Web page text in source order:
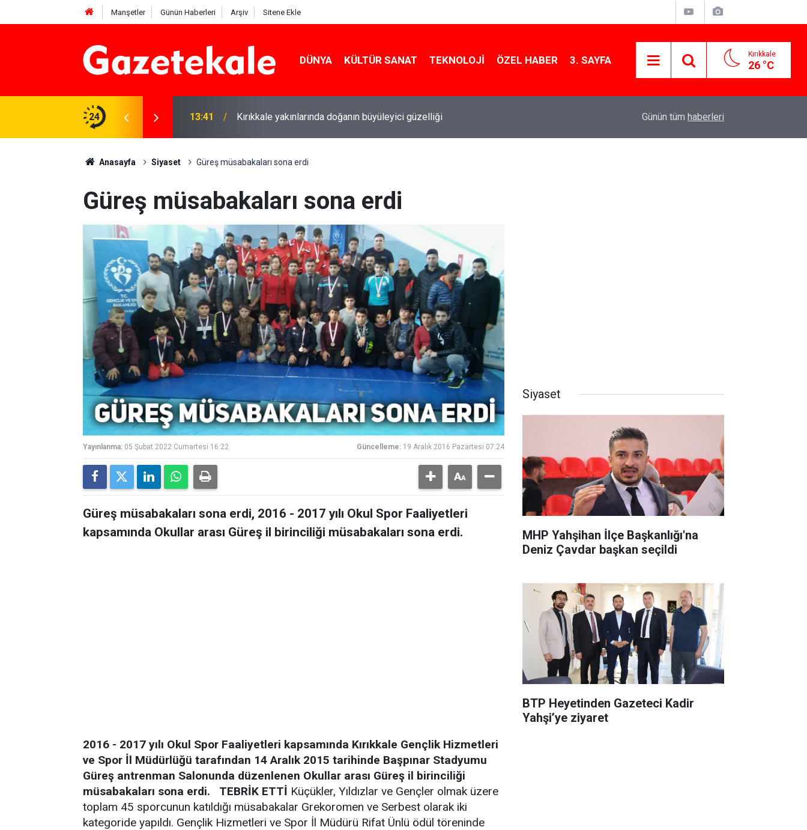
Manşetler Günün Haberleri Arşiv Sitene Ekle
DÜNYA KÜLTÜR SANAT TEKNOLOJI ÖZEL HABER 3. SAYFA Kırıkkale
26 °C
24
Çavdar başkan seçildi 13:41 Kırıkkale yakınlarında doğanın büyüleyici güzelliği Kırıkkale Çalılıöz Mahallesi'nde altyapı
Günün tüm haberleri
Anasayfa Siyaset Güreş müsabakaları sona erdi
Güreş müsabakaları sona erdi
Yayınlanma: 05 Şubat 2022 Cumartesi 16:22 Güncelleme: 19 Aralık 2016 Pazartesi 07:24
Güreş müsabakaları sona erdi, 2016 - 2017 yılı Okul Spor Faaliyetleri
kapsamında Okullar arası Güreş il birinciliği müsabakaları sona erdi.
2016 - 2017 yılı Okul Spor Faaliyetleri kapsamında Kırıkkale Gençlik Hizmetleri
ve Spor İl Müdürlüğü tarafından 14 Aralık 2015 tarihinde Başpınar Stadyumu
Güreş antrenman Salonunda düzenlenen Okullar arası Güreş il birinciliği
müsabakaları sona erdi.
TEBRİK ETTİ Küçükler, Yıldızlar ve Gençler olmak üzere
toplam 45 sporcunun katıldığı müsabakalar Grekoromen ve Serbest olarak iki
kategoride yapıldı. Gençlik Hizmetleri ve Spor İl Müdürü Rifat Ünlü ödül töreninde
Siyaset
MHP Yahşihan İlçe Başkanlığı'na
Deniz Çavdar başkan seçildi
BTP Heyetinden Gazeteci Kadir
Yahşi’ye ziyaret